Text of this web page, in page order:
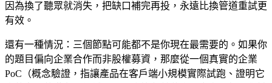
因為換了聽眾就消失，把缺口補完再投，永遠比換管道重試更
有效。
還有一種情況：三個節點可能都不是你現在最需要的。如果你
的題目偏向企業合作而非股權募資，那麼從一個真實的企業
PoC（概念驗證，指讓產品在客戶端小規模實際試跑、證明它